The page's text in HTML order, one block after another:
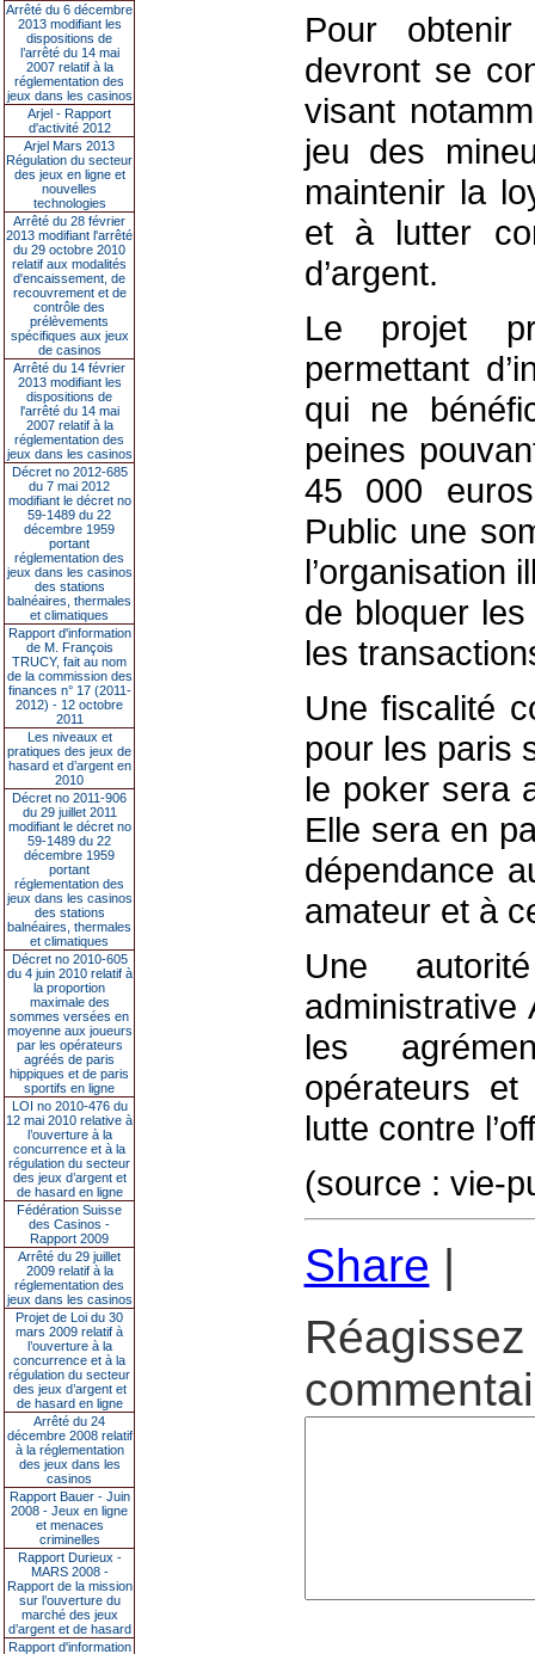
Arrêté du 6 décembre
2013 modifiant les
dispositions de
l’arrêté du 14 mai
2007 relatif à la
réglementation des
jeux dans les casinos
Arjel - Rapport
d'activité 2012
Arjel Mars 2013
Régulation du secteur
des jeux en ligne et
nouvelles
technologies
Arrêté du 28 février
2013 modifiant l'arrêté
du 29 octobre 2010
relatif aux modalités
d'encaissement, de
recouvrement et de
contrôle des
prélèvements
spécifiques aux jeux
de casinos
Arrêté du 14 février
2013 modifiant les
dispositions de
l'arrêté du 14 mai
2007 relatif à la
réglementation des
jeux dans les casinos
Décret no 2012-685
du 7 mai 2012
modifiant le décret no
59-1489 du 22
décembre 1959
portant
réglementation des
jeux dans les casinos
des stations
balnéaires, thermales
et climatiques
Rapport d'information
de M. François
TRUCY, fait au nom
de la commission des
finances n° 17 (2011-
2012) - 12 octobre
2011
Les niveaux et
pratiques des jeux de
hasard et d’argent en
2010
Décret no 2011-906
du 29 juillet 2011
modifiant le décret no
59-1489 du 22
décembre 1959
portant
réglementation des
jeux dans les casinos
des stations
balnéaires, thermales
et climatiques
Décret no 2010-605
du 4 juin 2010 relatif à
la proportion
maximale des
sommes versées en
moyenne aux joueurs
par les opérateurs
agréés de paris
hippiques et de paris
sportifs en ligne
LOI no 2010-476 du
12 mai 2010 relative à
l’ouverture à la
concurrence et à la
régulation du secteur
des jeux d’argent et
de hasard en ligne
Fédération Suisse
des Casinos -
Rapport 2009
Arrêté du 29 juillet
2009 relatif à la
réglementation des
jeux dans les casinos
Projet de Loi du 30
mars 2009 relatif à
l’ouverture à la
concurrence et à la
régulation du secteur
des jeux d’argent et
de hasard en ligne
Arrêté du 24
décembre 2008 relatif
à la réglementation
des jeux dans les
casinos
Rapport Bauer - Juin
2008 - Jeux en ligne
et menaces
criminelles
Rapport Durieux -
MARS 2008 -
Rapport de la mission
sur l’ouverture du
marché des jeux
d’argent et de hasard
Rapport d'information
Pour
devront se
visant
jeu des
maintenir la
et à lutter
d’argent.
Le projet
permettant
qui ne
peines
45 000
Public une
l’organisation
de bloquer
les
Une fiscalité
pour les paris
le poker sera
Elle sera en
dépendance
amateur et à
Une
les
opérateurs
lutte contre
(source : vie-
Share |